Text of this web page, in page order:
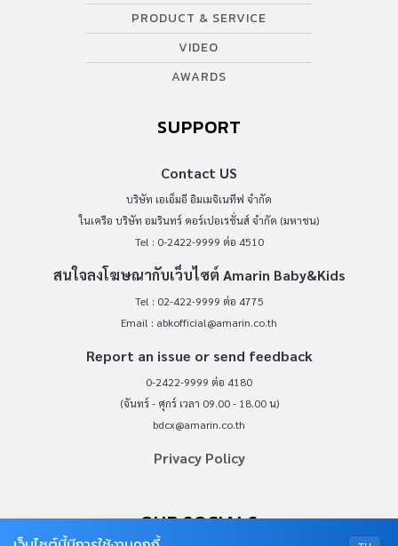
PRODUCT & SERVICE
VIDEO
AWARDS
SUPPORT
Contact US
บริษัท เอเอ็มอี อิมเมจิเนทีฟ จำกัด
ในเครือ บริษัท อมรินทร์ คอร์เปอเรชั่นส์ จำกัด (มหาชน)
Tel : 0-2422-9999 ต่อ 4510
สนใจลงโฆษณากับเว็บไซต์ Amarin Baby&Kids
Tel : 02-422-9999 ต่อ 4775
Email : abkofficial@amarin.co.th
Report an issue or send feedback
0-2422-9999 ต่อ 4180
(จันทร์ - ศุกร์ เวลา 09.00 - 18.00 น)
bdcx@amarin.co.th
Privacy Policy
OUR SOCIALS